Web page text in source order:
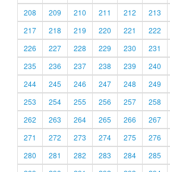
208
209 210 211 212 213
217
218 219 220 221 222
226
227 228 229 230 231
235
236 237 238 239 240
244
245 246 247 248 249
253
254 255 256 257 258
262
263 264 265 266 267
271
272 273 274 275 276
280
281 282 283 284 285